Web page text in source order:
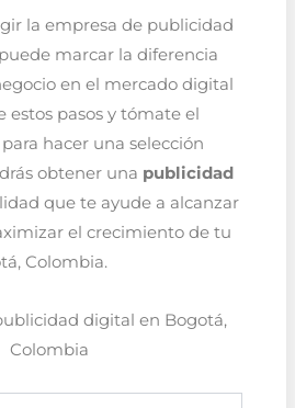
la empresa de publicidad
marcar la diferencia
en el mercado digital
estos pasos y tómate el
hacer una selección
obtener una publicidad
que te ayude a alcanzar
el crecimiento de tu
Colombia.